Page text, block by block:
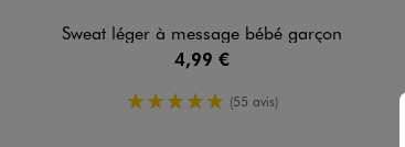
Sweat léger à message bébé garçon
4,99 €
5/5 de moyenne
(55 avis)